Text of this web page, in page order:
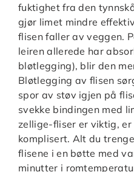
fuktighet fra den
gjør limet mindre
flisen faller av veggen.
leiren allerede har
bløtlegging), blir den
Bløtlegging av flisen
spor av støv igjen på
svekke bindingen med
zellige-fliser er viktig,
komplisert. Alt du
flisene i en bøtte med
minutter i